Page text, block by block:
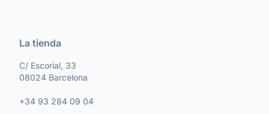
La tienda
C/ Escorial, 33
08024 Barcelona
+34 93 284 09 04